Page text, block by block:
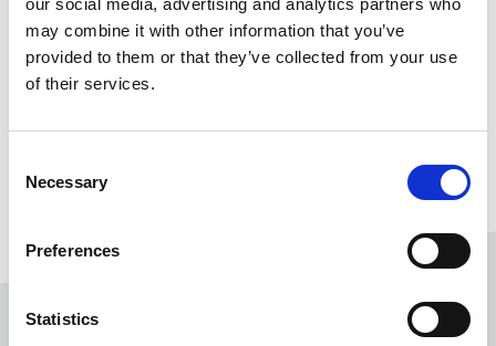
our social media, advertising and analytics partners who
may combine it with other information that you’ve
provided to them or that they’ve collected from your use
of their services.
Selection
Necessary
Preferences
Statistics